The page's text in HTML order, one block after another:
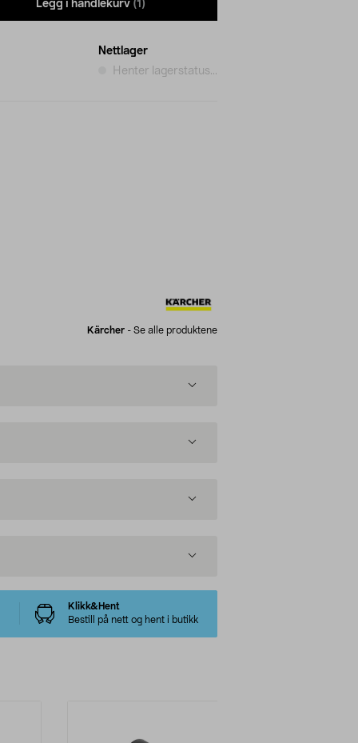
Legg i handlekurv (1)
Nettlager
Henter lagerstatus...
Kärcher - Se alle produktene
Klikk&Hent
Bestill på nett og hent i butikk